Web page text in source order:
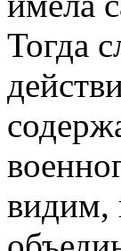
Тогда
видим,